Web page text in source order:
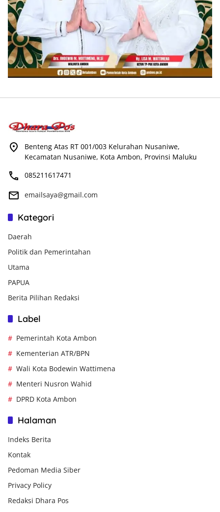
Benteng Atas RT 001/003 Kelurahan Nusaniwe,
Kecamatan Nusaniwe, Kota Ambon, Provinsi Maluku
085211617471
emailsaya@gmail.com
Kategori
Daerah
Politik dan Pemerintahan
Utama
PAPUA
Berita Pilihan Redaksi
Label
Pemerintah Kota Ambon
Kementerian ATR/BPN
Wali Kota Bodewin Wattimena
Menteri Nusron Wahid
DPRD Kota Ambon
Halaman
Indeks Berita
Kontak
Pedoman Media Siber
Privacy Policy
Redaksi Dhara Pos